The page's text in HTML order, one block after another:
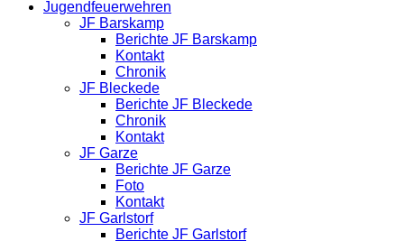
Jugendfeuerwehren
JF Barskamp
Berichte JF Barskamp
Kontakt
Chronik
JF Bleckede
Berichte JF Bleckede
Chronik
Kontakt
JF Garze
Berichte JF Garze
Foto
Kontakt
JF Garlstorf
Berichte JF Garlstorf